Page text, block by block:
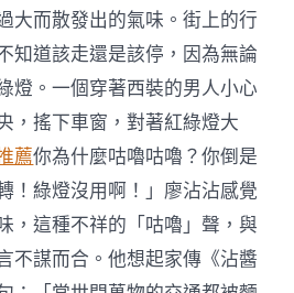
大而散發出的氣味。街上的行
知道該走還是該停，因為無論
燈。一個穿著西裝的男人小心
，搖下車窗，對著紅綠燈大
薦你為什麼咕嚕咕嚕？你倒是
！綠燈沒用啊！」廖沾沾感覺
，這種不祥的「咕嚕」聲，與
不謀而合。他想起家傳《沾醬